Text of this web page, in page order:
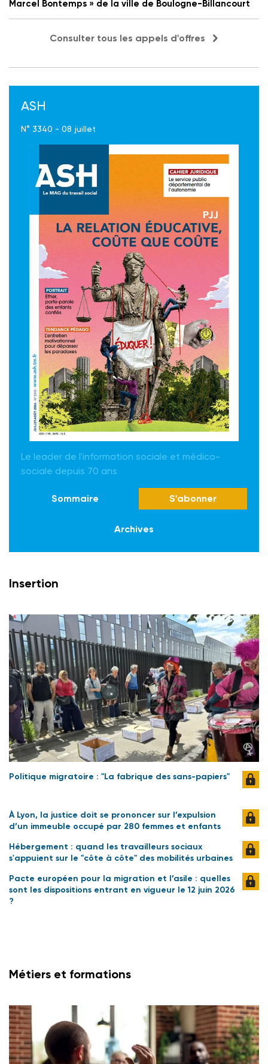
Marcel Bontemps » de la ville de Boulogne-Billancourt
Consulter tous les appels d'offres
ASH
N° 3340 - 08 juillet
Le leader de l'information sociale et médico-
sociale depuis 70 ans
Sommaire S'abonner
Archives
Insertion
Politique migratoire : "La fabrique des sans-papiers"
À Lyon, la justice doit se prononcer sur l’expulsion
d’un immeuble occupé par 280 femmes et enfants
Hébergement : quand les travailleurs sociaux
s'appuient sur le "côte à côte" des mobilités urbaines
Pacte européen pour la migration et l’asile : quelles
sont les dispositions entrant en vigueur le 12 juin 2026
?
Métiers et formations